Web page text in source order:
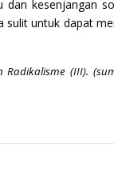
dan kesenjangan
sulit untuk dapat
(III).